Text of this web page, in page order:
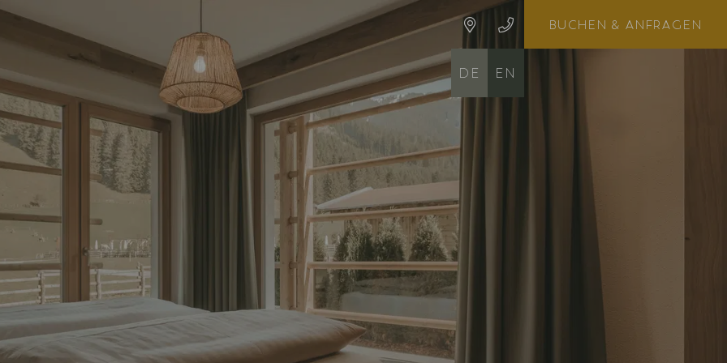
DE EN
BUCHEN & ANFRAGEN